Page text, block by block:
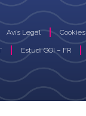
Avís Legal Cookies
Estudi GOI – FR